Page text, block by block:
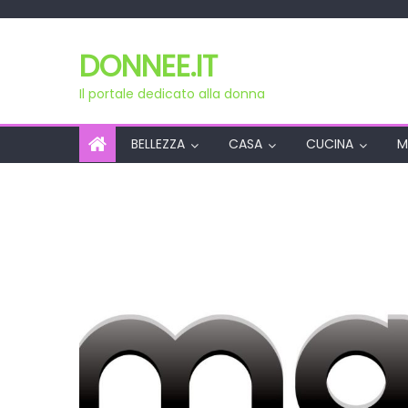
DONNEE.IT
Il portale dedicato alla donna
BELLEZZA CASA CUCINA